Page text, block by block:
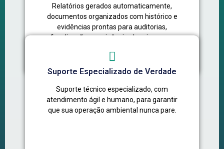
Relatórios gerados automaticamente,
documentos organizados com histórico e
evidências prontas para auditorias,
fiscalizações e exigências legais — sem
Suporte Especializado de Verdade
Suporte técnico especializado, com
atendimento ágil e humano, para garantir
que sua operação ambiental nunca pare.